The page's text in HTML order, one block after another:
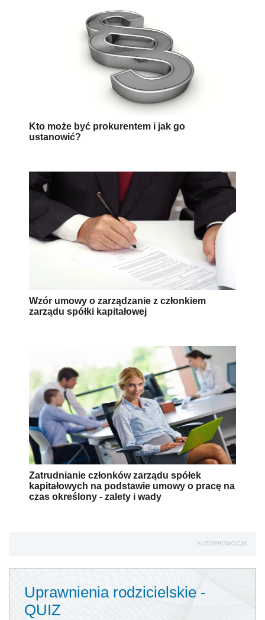
Kto może być prokurentem i jak go
ustanowić?
Wzór umowy o zarządzanie z członkiem
zarządu spółki kapitałowej
Zatrudnianie członków zarządu spółek
kapitałowych na podstawie umowy o pracę na
czas określony - zalety i wady
AUTOPROMOCJA
Uprawnienia rodzicielskie -
QUIZ